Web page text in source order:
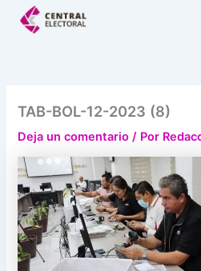
TAB-BOL-12-2023 (8)
Deja un comentario / Por